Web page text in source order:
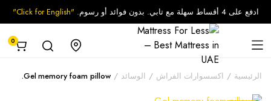
ادفع على 4 أقساط سهلة مع تابي. بدون فوائد أو رسوم. "Click for English"
0
الرئيسية اكسسوارات الفراش الوسائد Gel memory foam pillow.